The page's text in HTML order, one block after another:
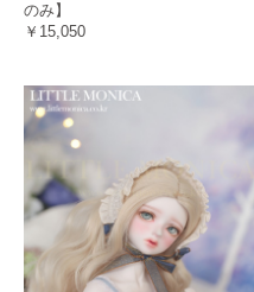
のみ】
￥15,050